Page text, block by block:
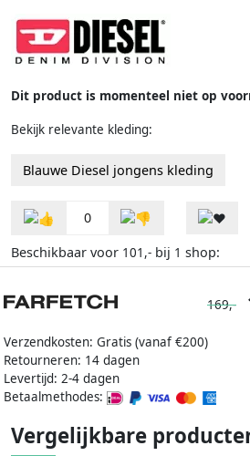
Dit product is momenteel niet op
Bekijk relevante kleding:
Blauwe Diesel jongens kleding
0
Beschikbaar voor 101,- bij 1 shop:
Verzendkosten: Gratis (vanaf €200)
Retourneren: 14 dagen
Levertijd: 2-4 dagen
Betaalmethodes:
169,-
Vergelijkbare